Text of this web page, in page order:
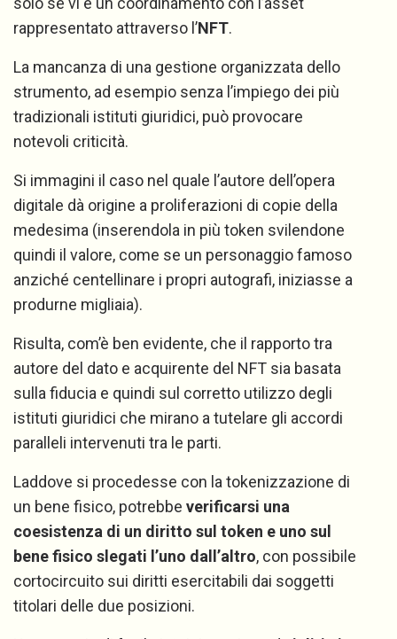
rappresentato attraverso l’NFT.
La mancanza di una gestione organizzata dello
strumento, ad esempio senza l’impiego dei più
tradizionali istituti giuridici, può provocare
notevoli criticità.
Si immagini il caso nel quale l’autore dell’opera
digitale dà origine a proliferazioni di copie della
medesima (inserendola in più token svilendone
quindi il valore, come se un personaggio famoso
anziché centellinare i propri autografi, iniziasse a
produrne migliaia).
Risulta, com’è ben evidente, che il rapporto tra
autore del dato e acquirente del NFT sia basata
sulla fiducia e quindi sul corretto utilizzo degli
istituti giuridici che mirano a tutelare gli accordi
paralleli intervenuti tra le parti.
Laddove si procedesse con la tokenizzazione di
un bene fisico, potrebbe verificarsi una
coesistenza di un diritto sul token e uno sul
bene fisico slegati l’uno dall’altro, con possibile
cortocircuito sui diritti esercitabili dai soggetti
titolari delle due posizioni.